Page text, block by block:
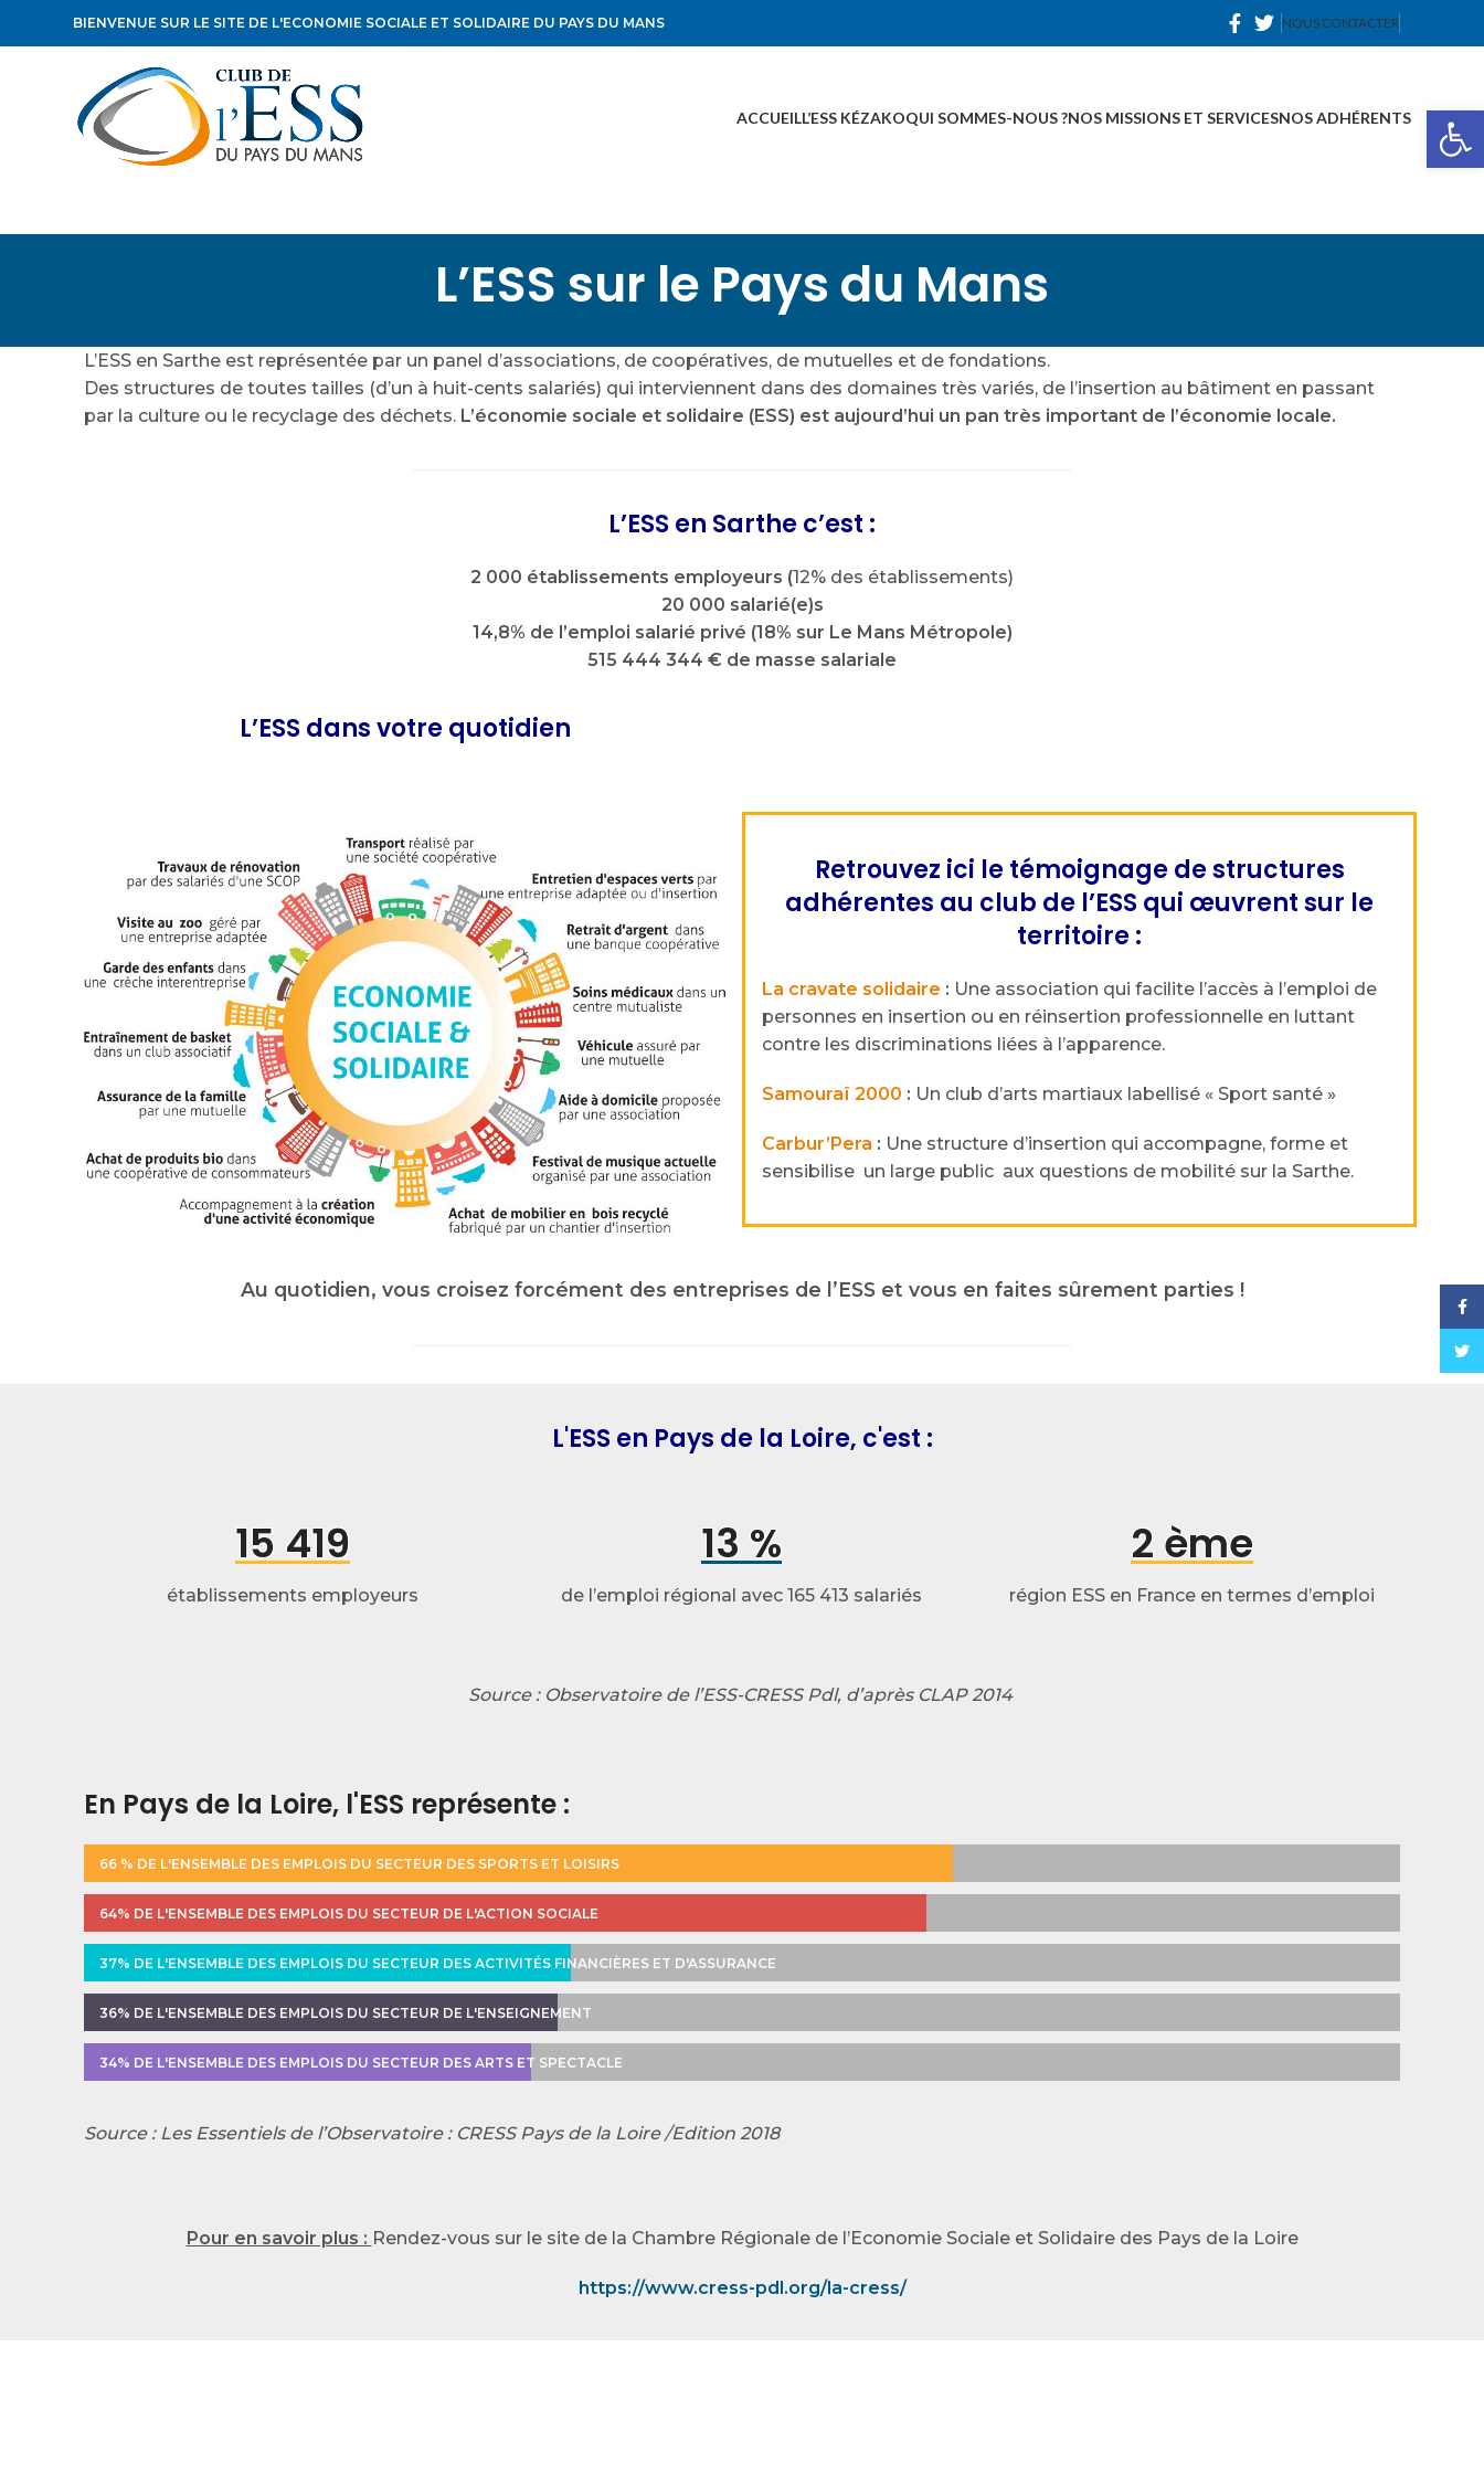
BIENVENUE SUR LE SITE DE L'ECONOMIE SOCIALE ET SOLIDAIRE DU PAYS DU MANS NOUS CONTACTER
ACCUEILL’ESS KÉZAKOQUI SOMMES-NOUS ?NOS MISSIONS ET SERVICESNOS ADHÉRENTS
L’ESS sur le Pays du Mans
L’ESS en Sarthe est représentée par un panel d’associations, de coopératives, de mutuelles et de fondations.
Des structures de toutes tailles (d’un à huit-cents salariés) qui interviennent dans des domaines très variés, de l’insertion au bâtiment en passant
par la culture ou le recyclage des déchets. L’économie sociale et solidaire (ESS) est aujourd’hui un pan très important de l’économie locale.
L’ESS en Sarthe c’est :
2 000 établissements employeurs (12% des établissements)
20 000 salarié(e)s
14,8% de l’emploi salarié privé (18% sur Le Mans Métropole)
515 444 344 € de masse salariale
L’ESS dans votre quotidien
Retrouvez ici le témoignage de structures
adhérentes au club de l’ESS qui œuvrent sur le
territoire :
La cravate solidaire : Une association qui facilite l’accès à l’emploi de
personnes en insertion ou en réinsertion professionnelle en luttant
contre les discriminations liées à l’apparence.
Samouraï 2000 : Un club d’arts martiaux labellisé « Sport santé »
Carbur’Pera : Une structure d’insertion qui accompagne, forme et
sensibilise un large public aux questions de mobilité sur la Sarthe.
Au quotidien, vous croisez forcément des entreprises de l’ESS et vous en faites sûrement parties !
L'ESS en Pays de la Loire, c'est :
15 419
établissements employeurs
13 %
de l’emploi régional avec 165 413 salariés
2 ème
région ESS en France en termes d’emploi
Source : Observatoire de l’ESS-CRESS Pdl, d’après CLAP 2014
En Pays de la Loire, l'ESS représente :
66 % DE L'ENSEMBLE DES EMPLOIS DU SECTEUR DES SPORTS ET LOISIRS
64% DE L'ENSEMBLE DES EMPLOIS DU SECTEUR DE L'ACTION SOCIALE
37% DE L'ENSEMBLE DES EMPLOIS DU SECTEUR DES ACTIVITÉS FINANCIÈRES ET D'ASSURANCE
36% DE L'ENSEMBLE DES EMPLOIS DU SECTEUR DE L'ENSEIGNEMENT
34% DE L'ENSEMBLE DES EMPLOIS DU SECTEUR DES ARTS ET SPECTACLE
Source : Les Essentiels de l’Observatoire : CRESS Pays de la Loire /Edition 2018
Pour en savoir plus : Rendez-vous sur le site de la Chambre Régionale de l’Economie Sociale et Solidaire des Pays de la Loire
https://www.cress-pdl.org/la-cress/